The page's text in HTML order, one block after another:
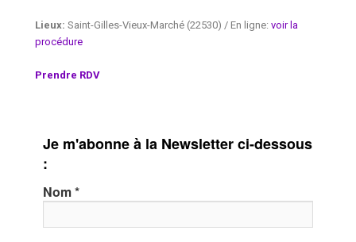
Lieux:Saint-Gilles-Vieux-Marché (22530) / En ligne:voir la
procédure
Prendre RDV
Je m'abonne à la Newsletter ci-dessous
:
Nom*